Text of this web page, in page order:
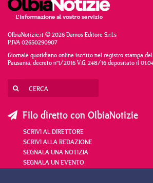
OlbiaNotizie.it © 2026 Damos Editore S.r.l.s
P.IVA 02650290907
Giornale quotidiano online iscritto nel registro stampa
Pausania, decreto n°1/2016 V.G. 248/16 depositato il
Filo diretto con OlbiaNotizie
SCRIVI AL DIRETTORE
SCRIVI ALLA REDAZIONE
SEGNALA UNA NOTIZIA
SEGNALA UN EVENTO